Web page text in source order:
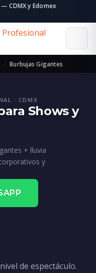
CDMX y Edomex
Burbujas Gigantes
· CDMX
Shows y
+ lluvia
y
de espectáculo.